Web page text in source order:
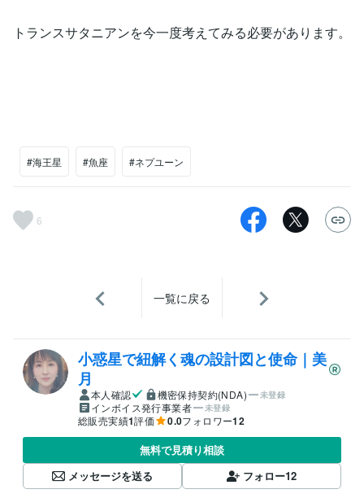
トランスサタニアンを今一度考えてみる必要があります。
#海王星 #魚座 #ネプユーン
6
一覧に戻る
小惑星で紐解く魂の設計図と使命｜美
月
本人確認 機密保持契約(NDA) 未登録
インボイス発行事業者 未登録
総販売実績1評価 0.0フォロワー12
無料で見積り相談
メッセージを送る
フォロー12